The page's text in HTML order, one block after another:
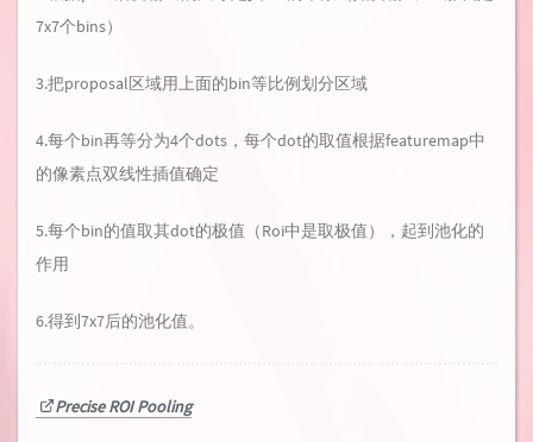
7x7个bins）
3.把proposal区域用上面的bin等比例划分区域
4.每个bin再等分为4个dots，每个dot的取值根据featuremap中
的像素点双线性插值确定
5.每个bin的值取其dot的极值（Roi中是取极值），起到池化的
作用
6.得到7x7后的池化值。
Precise ROI Pooling